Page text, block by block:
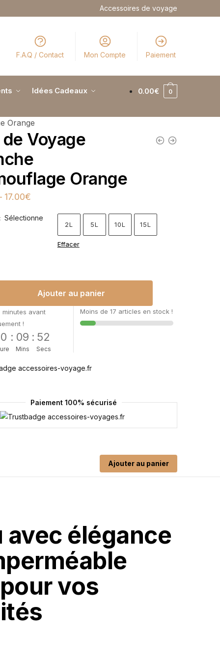
Accessoires de voyage
F.A.Q / Contact Mon Compte Paiement
Idées Cadeaux 0.00€ 0
Orange
Voyage
Orange
17.00€
Sélectionne
2L 5L 10L 15L
Effacer
Ajouter au panier
minutes avant
!
: 09
Mins
: 51
Secs
Moins de 17 articles en stock !
Paiement 100% sécurisé
Ajouter au panier
avec élégance
vos